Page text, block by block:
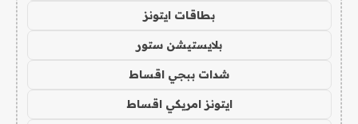
بطاقات ايتونز
بلايستيشن ستور
شدات ببجي اقساط
ايتونز امريكي اقساط